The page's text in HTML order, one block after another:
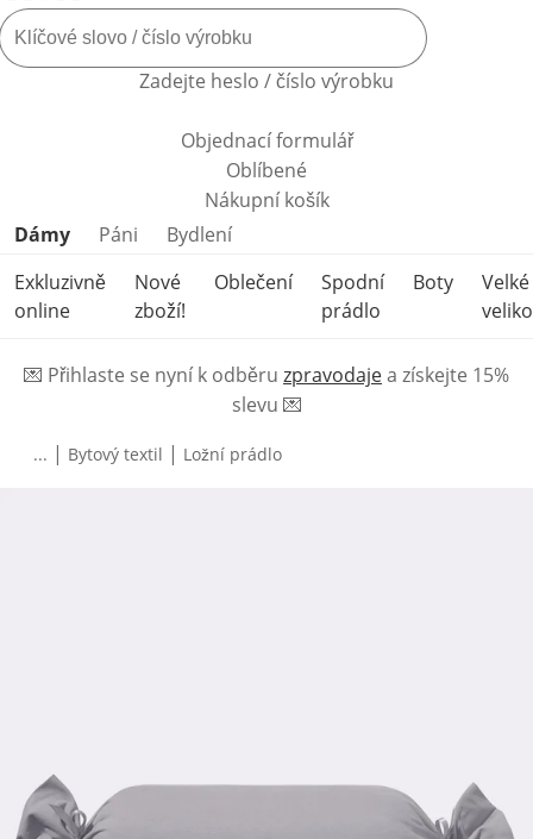
Zadejte heslo / číslo výrobku
Objednací formulář
Oblíbené
Nákupní košík
Přeskočit kategorie produktů
Dámy Páni
Bydlení
Exkluzivně
online
Nové
zboží!
Oblečení
Spodní
prádlo
Boty
Velké
💌 Přihlaste se nyní k odběru zpravodajea získejte 15%
slevu 💌
... | Bytový textil | Ložní prádlo